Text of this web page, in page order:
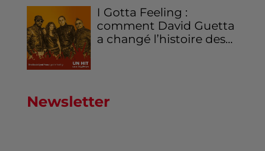
I Gotta Feeling :
comment David Guetta
a changé l’histoire des...
Newsletter